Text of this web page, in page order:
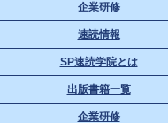
企業研修
速読情報
SP速読学院とは
出版書籍一覧
企業研修